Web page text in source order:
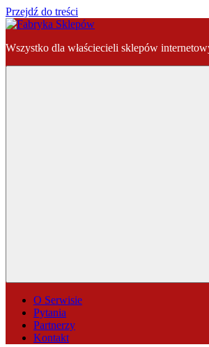
Przejdź do treści
Fabryka
Wszystko dla właściecieli sklepów
O Serwisie
Pytania
Partnerzy
Kontakt